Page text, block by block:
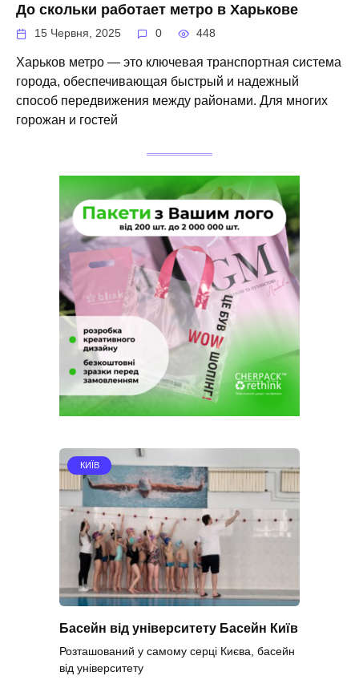
До скольки работает метро в Харькове
15 Червня, 2025 0 448
Харьков метро — это ключевая транспортная система
города, обеспечивающая быстрый и надежный
способ передвижения между районами. Для многих
горожан и гостей
КИЇВ
Басейн від університету Басейн Київ
Розташований у самому серці Києва, басейн
від університету